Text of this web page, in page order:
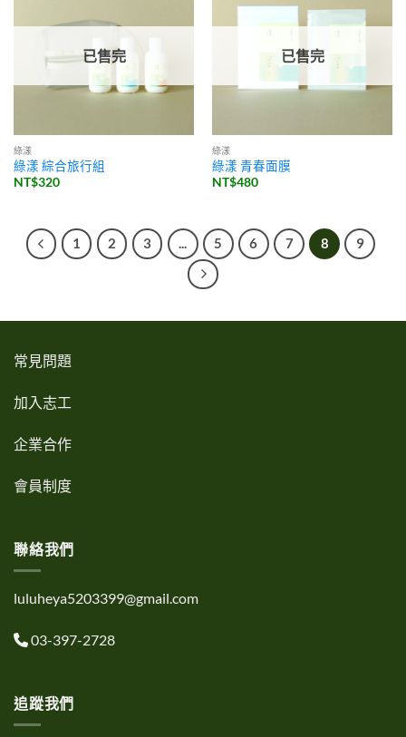
已售完
綠漾
綠漾 綜合旅行組
NT$320
已售完
綠漾
綠漾 青春面膜
NT$480
1 2 3 ... 5 6 7 8 9
常見問題
加入志工
企業合作
會員制度
聯絡我們
luluheya5203399@gmail.com
03-397-2728
追蹤我們